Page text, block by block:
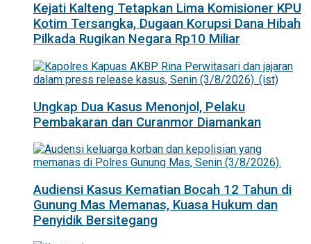
Kejati Kalteng Tetapkan Lima Komisioner KPU
Kotim Tersangka, Dugaan Korupsi Dana Hibah
Pilkada Rugikan Negara Rp10 Miliar
Ungkap Dua Kasus Menonjol, Pelaku
Pembakaran dan Curanmor Diamankan
Audiensi Kasus Kematian Bocah 12 Tahun di
Gunung Mas Memanas, Kuasa Hukum dan
Penyidik Bersitegang